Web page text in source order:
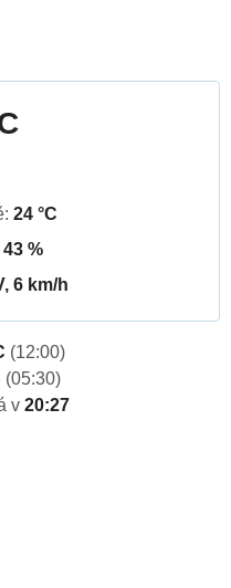
24 °C
43 %
6 km/h
(12:00)
(05:30)
v 20:27